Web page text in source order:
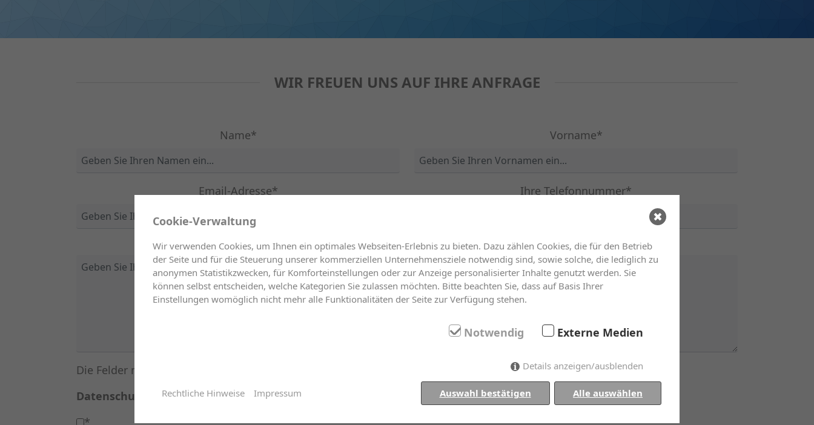
WIR FREUEN UNS AUF IHRE ANFRAGE
Name* Vorname*
Email-Adresse* Ihre Telefonnummer*
Ihr Anliegen*
Die Felder mit * sind Pflichtfelder.
Datenschutzhinweis:
*
Cookie-Verwaltung
Wir verwenden Cookies, um Ihnen ein optimales Webseiten-Erlebnis zu bieten. Dazu zählen Cookies, die für den Betrieb
der Seite und für die Steuerung unserer kommerziellen Unternehmensziele notwendig sind, sowie solche, die lediglich zu
anonymen Statistikzwecken, für Komforteinstellungen oder zur Anzeige personalisierter Inhalte genutzt werden. Sie
können selbst entscheiden, welche Kategorien Sie zulassen möchten. Bitte beachten Sie, dass auf Basis Ihrer
Einstellungen womöglich nicht mehr alle Funktionalitäten der Seite zur Verfügung stehen.
Notwendig Externe Medien
Details anzeigen/ausblenden
Auswahl bestätigen Alle auswählen
Rechtliche Hinweise Impressum